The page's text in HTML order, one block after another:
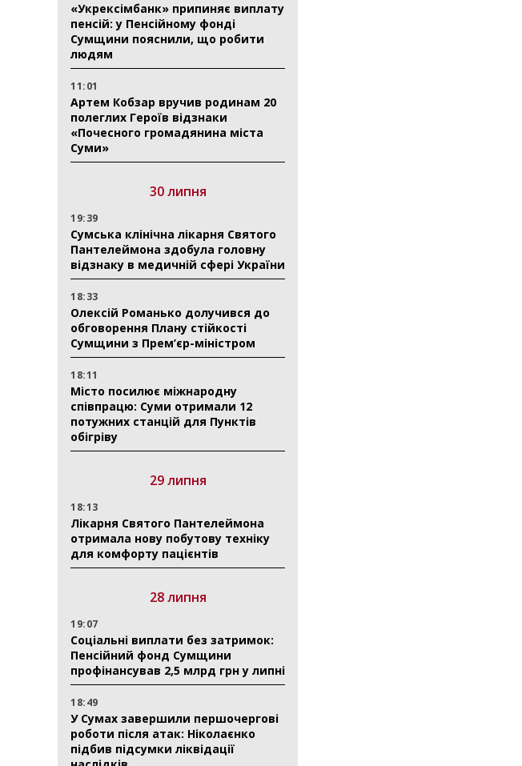
«Укрексімбанк» припиняє виплату
пенсій: у Пенсійному фонді
Сумщини пояснили, що робити
людям
11:01
Артем Кобзар вручив родинам 20
полеглих Героїв відзнаки
«Почесного громадянина міста
Суми»
30 липня
19:39
Сумська клінічна лікарня Святого
Пантелеймона здобула головну
відзнаку в медичній сфері України
18:33
Олексій Романько долучився до
обговорення Плану стійкості
Сумщини з Прем’єр-міністром
18:11
Місто посилює міжнародну
співпрацю: Суми отримали 12
потужних станцій для Пунктів
обігріву
29 липня
18:13
Лікарня Святого Пантелеймона
отримала нову побутову техніку
для комфорту пацієнтів
28 липня
19:07
Соціальні виплати без затримок:
Пенсійний фонд Сумщини
профінансував 2,5 млрд грн у липні
18:49
У Сумах завершили першочергові
роботи після атак: Ніколаєнко
підбив підсумки ліквідації